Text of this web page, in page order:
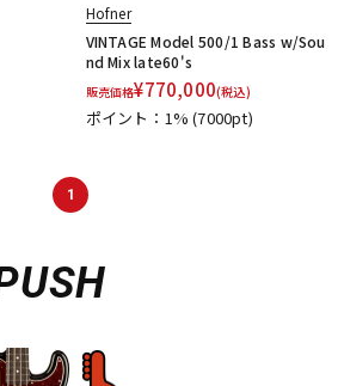
DTM
Hofner
VINTAGE Model 500/1 Bass w/Sou
nd Mix late60's
販売価格¥770,000(税込)
ポイント：1%(7000pt)
1